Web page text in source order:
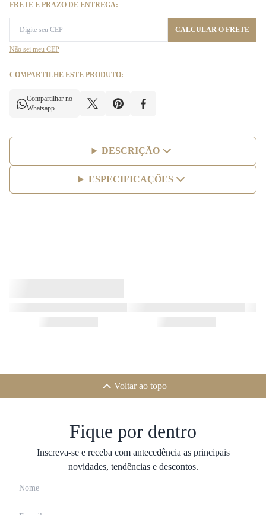
FRETE E PRAZO DE ENTREGA:
CALCULAR O FRETE
Não sei meu CEP
COMPARTILHE ESTE PRODUTO:
Compartilhar no
Whatsapp
DESCRIÇÃO
ESPECIFICAÇÕES
Voltar ao topo
Fique por dentro
Inscreva-se e receba com antecedência as principais
novidades, tendências e descontos.